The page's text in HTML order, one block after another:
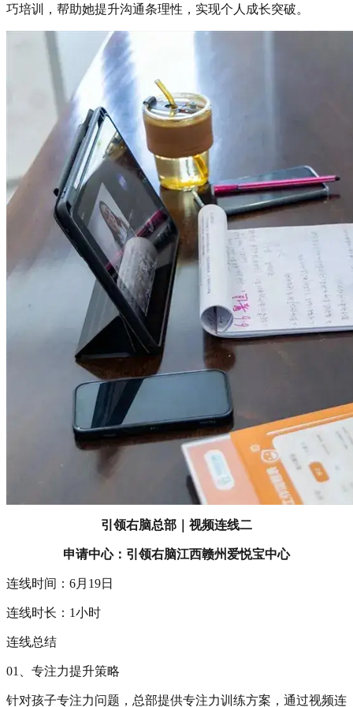
巧培训，帮助她提升沟通条理性，实现个人成长突破。
引领右脑总部｜视频连线二
申请中心：引领右脑江西赣州爱悦宝中心
连线时间：6月19日
连线时长：1小时
连线总结
01、专注力提升策略
针对孩子专注力问题，总部提供专注力训练方案，通过视频连